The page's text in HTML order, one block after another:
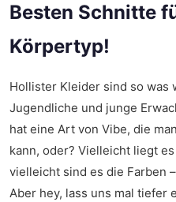
Besten Schnitte
Körpertyp!
Hollister Kleider sind so was
Jugendliche und junge
hat eine Art von Vibe, die
kann, oder? Vielleicht liegt
vielleicht sind es die Farben
Aber hey, lass uns mal tiefer